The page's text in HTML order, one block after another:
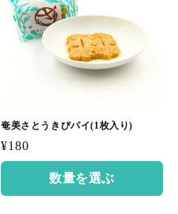
奄美さとうきびパイ(1枚入り)
通
常
格
¥180
数量を選ぶ